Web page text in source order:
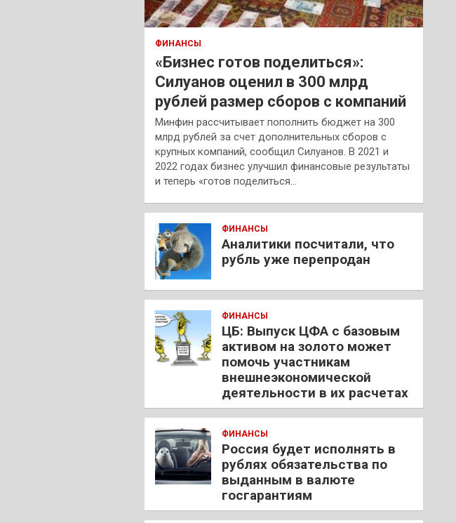
ФИНАНСЫ
«Бизнес готов поделиться»:
Силуанов оценил в 300 млрд
рублей размер сборов с компаний
Минфин рассчитывает пополнить бюджет на 300
млрд рублей за счет дополнительных сборов с
крупных компаний, сообщил Силуанов. В 2021 и
2022 годах бизнес улучшил финансовые результаты
и теперь «готов поделиться…
ФИНАНСЫ
Аналитики посчитали, что
рубль уже перепродан
ФИНАНСЫ
ЦБ: Выпуск ЦФА с базовым
активом на золото может
помочь участникам
внешнеэкономической
деятельности в их расчетах
ФИНАНСЫ
Россия будет исполнять в
рублях обязательства по
выданным в валюте
госгарантиям